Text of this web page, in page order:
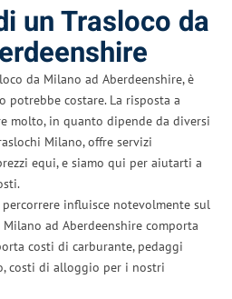
un Trasloco da
da Milano ad Aberdeenshire, è
potrebbe costare. La risposta a
molto, in quanto dipende da diversi
Milano, offre servizi
equi, e siamo qui per aiutarti a
influisce notevolmente sul
ad Aberdeenshire comporta
costi di carburante, pedaggi
costi di alloggio per i nostri